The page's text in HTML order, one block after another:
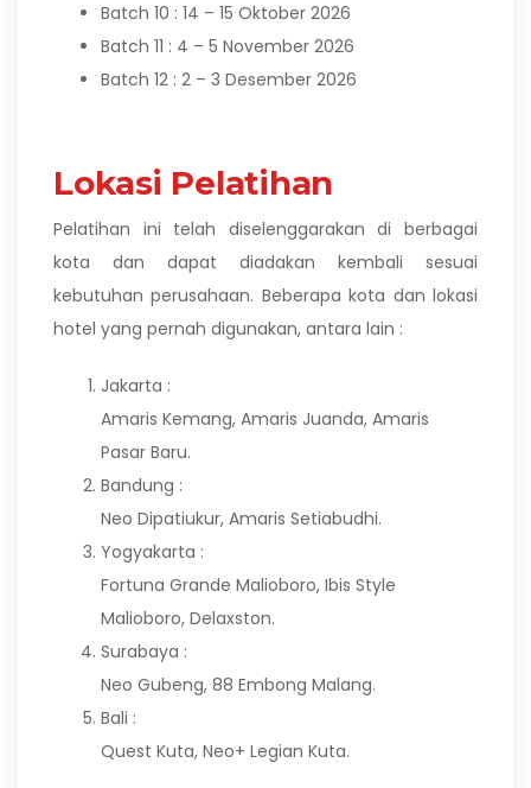
Batch 10 : 14 – 15 Oktober 2026
Batch 11 : 4 – 5 November 2026
Batch 12 : 2 – 3 Desember 2026
Lokasi Pelatihan
Pelatihan ini telah diselenggarakan di berbagai
kota dan dapat diadakan kembali sesuai
kebutuhan perusahaan. Beberapa kota dan lokasi
hotel yang pernah digunakan, antara lain :
Jakarta :
Amaris Kemang, Amaris Juanda, Amaris
Pasar Baru.
Bandung :
Neo Dipatiukur, Amaris Setiabudhi.
Yogyakarta :
Fortuna Grande Malioboro, Ibis Style
Malioboro, Delaxston.
Surabaya :
Neo Gubeng, 88 Embong Malang.
Bali :
Quest Kuta, Neo+ Legian Kuta.